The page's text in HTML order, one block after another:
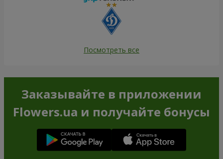
Посмотреть все
Заказывайте в приложении
Flowers.ua и получайте бонусы